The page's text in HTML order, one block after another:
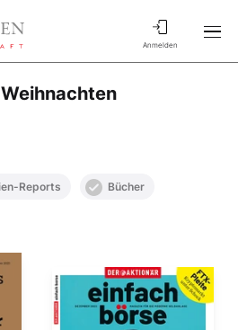
Anmelden
Reports Bücher